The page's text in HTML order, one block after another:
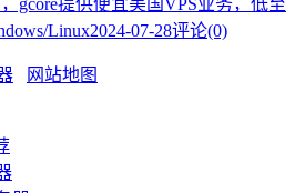
Linux2024-07-28评论(0)
网站地图